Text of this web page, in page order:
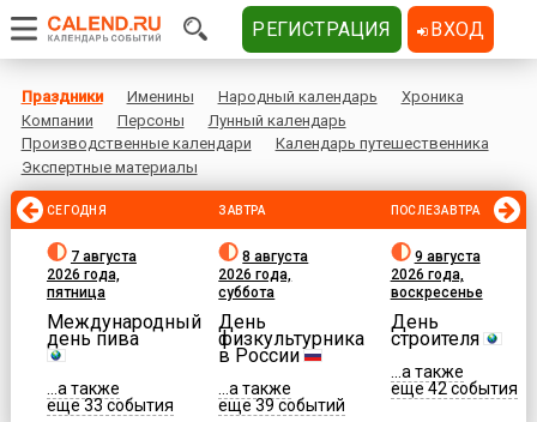
Праздники Именины Народный календарь
Хроника
Компании
Персоны
Лунный календарь
Производственные календари
Календарь путешественника
Экспертные материалы
СЕГОДНЯ
7 августа
2026 года,
пятница
Международный
день пива
...а также
еще 33 события
ЗАВТРА
8 августа
2026 года,
суббота
День
физкультурника
в России
...а также
еще 39 событий
ПОСЛЕЗАВТРА
9 августа
2026 года,
воскресенье
День
строителя
...а также
еще 42 события
РЕГИСТРАЦИЯ ВХОД